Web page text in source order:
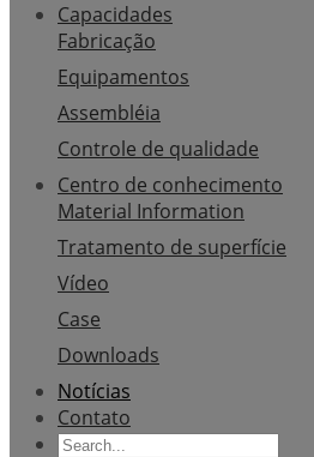
Capacidades
Fabricação
Equipamentos
Assembléia
Controle de qualidade
Centro de conhecimento
Material Information
Tratamento de superfície
Vídeo
Case
Downloads
Notícias
Contato